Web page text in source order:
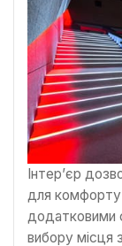
Інтер’єр
для комфорту
додатковими
вибору місця